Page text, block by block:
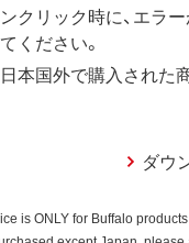
諾権者は、使用許諾
に対する知的所有権
ソフトウェアのソース
の一部または全部を
クリック時に、エラ
ください。
本国外で購入された
ダウ
is ONLY for Buffalo